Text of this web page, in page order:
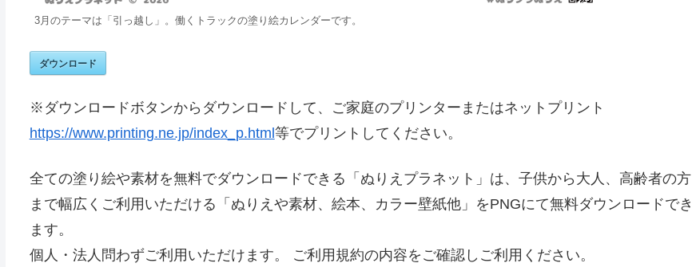
3月のテーマは「引っ越し」。働くトラックの塗り絵カレンダーです。
ダウンロード
※ダウンロードボタンからダウンロードして、ご家庭のプリンターまたはネットプリント
https://www.printing.ne.jp/index_p.html 等でプリントしてください。
全ての塗り絵や素材を無料でダウンロードできる「ぬりえプラネット」は、子供から大人、高齢者の方
まで幅広くご利用いただける「ぬりえや素材、絵本、カラー壁紙他」をPNGにて無料ダウンロードでき
ます。
個人・法人問わずご利用いただけます。 ご利用規約の内容をご確認しご利用ください。